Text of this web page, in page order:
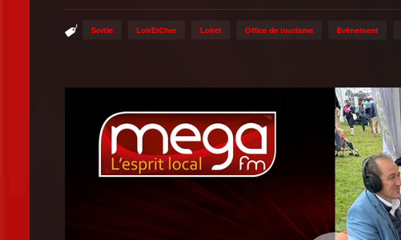
Sortie LoirEtCher Loiret Office de tourisme Evènement